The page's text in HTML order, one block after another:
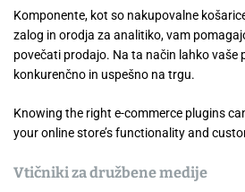
Komponente, kot so nakupovalne
zalog in orodja za analitiko, vam
povečati prodajo. Na ta način lahko vaše
konkurenčno in uspešno na trgu.
Knowing the right e-commerce plugins
your online store’s functionality and
Vtičniki za družbene medije